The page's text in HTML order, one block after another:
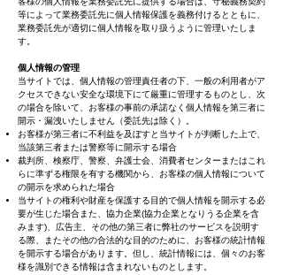
等によって業務委託先に個人情報保護を義務付けるとともに、
業務委託先が適切に個人情報を取り扱うように管理いたしま
す。
個人情報の管理
当サイトでは、個人情報の管理責任者の下、一般の利用者がア
クセスできない安全な環境下にて厳重に管理するものとし、次
の場合を除いて、お客様の事前の承諾なく個人情報を第三者に
開示・漏洩いたしません（委託先は除く）。
お客様が第三者に不利益を及ぼすと当サイトが判断した上で、
当該第三者または警察等に開示する場合
裁判所、検察庁、警察、弁護士会、消費者センターまたはこれ
らに準ずる権限を有する機関から、お客様の個人情報について
の開示を求められた場合
当サイトの権利や財産を保護する目的で個人情報を開示する必
要が生じた場合また、協力企業(協力企業となりうる企業を含
みます)、広告主、その他の第三者に弊社のサービスを説明す
る際、またその他の合法的な目的のために、お客様の統計情報
を開示する場合があります。但し、統計情報には、個々のお客
様を識別できる情報は含まれないものとします。​